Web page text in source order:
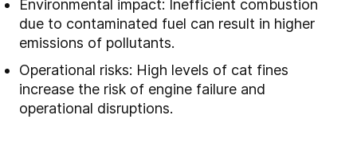
Environmental impact: Inefficient combustion
due to contaminated fuel can result in higher
emissions of pollutants.
Operational risks: High levels of cat fines
increase the risk of engine failure and
operational disruptions.